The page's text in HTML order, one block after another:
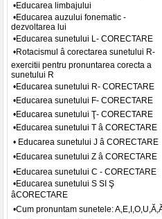
•Educarea limbajului
•Educarea auzului fonematic -
dezvoltarea lui
•Educarea sunetului L- CORECTARE
•Rotacismul â corectarea sunetului R-
exercitii pentru pronuntarea corecta a
sunetului R
•Educarea sunetului R- CORECTARE
•Educarea sunetului F- CORECTARE
•Educarea sunetului Ţ- CORECTARE
•Educarea sunetului T â CORECTARE
• Educarea sunetului J â CORECTARE
•Educarea sunetului Z â CORECTARE
•Educarea sunetului C - CORECTARE
•Educarea sunetului S SI Ş
âCORECTARE
•Cum pronuntam sunetele: